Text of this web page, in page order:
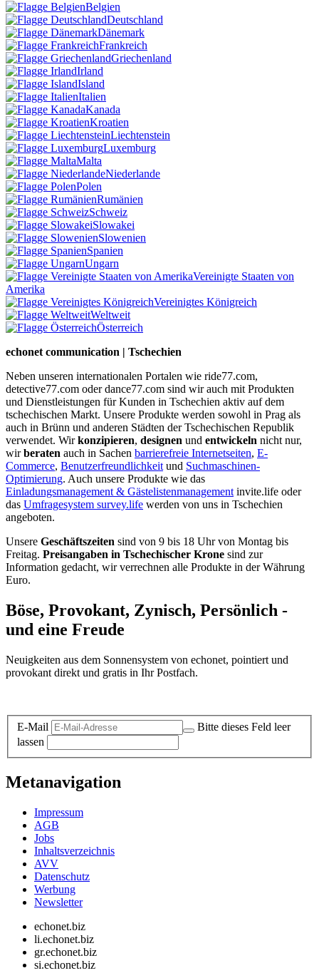
Belgien
Deutschland
Dänemark
Frankreich
Griechenland
Irland
Island
Italien
Kanada
Kroatien
Liechtenstein
Luxemburg
Malta
Niederlande
Polen
Rumänien
Schweiz
Slowakei
Slowenien
Spanien
Ungarn
Vereinigte Staaten von
Amerika
Vereinigtes Königreich
Weltweit
Österreich
echonet communication | Tschechien
Neben unseren internationalen Portalen wie ride77.com,
detective77.com oder dance77.com sind wir auch mit Produkten
und Dienstleistungen für Kunden in Tschechien aktiv auf dem
tschechischen Markt. Unsere Produkte werden sowohl in Prag als
auch in Brünn und anderen Städten der Tschechischen Republik
verwendet. Wirkonzipieren, designen und entwickeln nicht nur,
wirberaten auch in Sachen barrierefreie Internetseiten, E-
Commerce, Benutzerfreundlichkeit und Suchmaschinen-
Optimierung. Auch unsere Produkte wie das
Einladungsmanagement & Gästelistenmanagement invite.life oder
das Umfragesystem survey.life werden von uns in Tschechien
angeboten.
Unsere Geschäftszeiten sind von 9 bis 18 Uhr von Montag bis
Freitag. Preisangaben in Tschechischer Krone sind zur
Information gedacht, wir verrechnen alle Produkte in der Währung
Euro.
Böse, Provokant, Zynisch, Persönlich -
und eine Freude
Neuigkeiten aus dem Sonnensystem von echonet, pointiert und
provokant direkt und gratis in Ihr Postfach.
E-Mail
Bitte dieses Feld leer
lassen
Metanavigation
Impressum
AGB
Jobs
Inhaltsverzeichnis
AVV
Datenschutz
Werbung
Newsletter
echonet.biz
li.echonet.biz
gr.echonet.biz
si.echonet.biz